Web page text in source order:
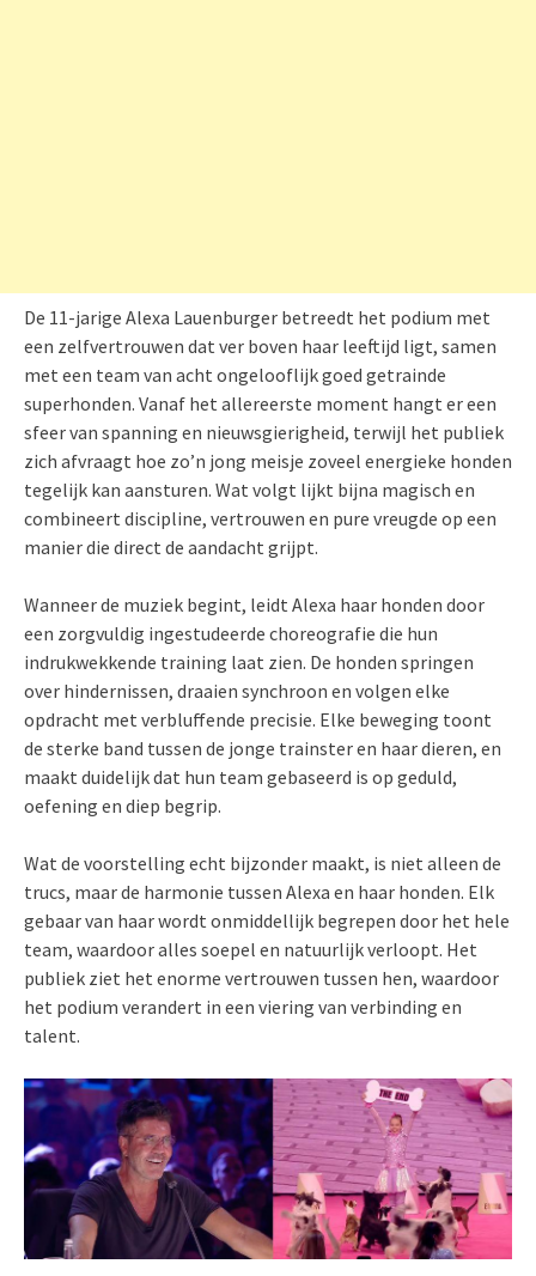
De 11-jarige Alexa Lauenburger betreedt het podium met
een zelfvertrouwen dat ver boven haar leeftijd ligt, samen
met een team van acht ongelooflijk goed getrainde
superhonden. Vanaf het allereerste moment hangt er een
sfeer van spanning en nieuwsgierigheid, terwijl het publiek
zich afvraagt hoe zo’n jong meisje zoveel energieke honden
tegelijk kan aansturen. Wat volgt lijkt bijna magisch en
combineert discipline, vertrouwen en pure vreugde op een
manier die direct de aandacht grijpt.
Wanneer de muziek begint, leidt Alexa haar honden door
een zorgvuldig ingestudeerde choreografie die hun
indrukwekkende training laat zien. De honden springen
over hindernissen, draaien synchroon en volgen elke
opdracht met verbluffende precisie. Elke beweging toont
de sterke band tussen de jonge trainster en haar dieren, en
maakt duidelijk dat hun team gebaseerd is op geduld,
oefening en diep begrip.
Wat de voorstelling echt bijzonder maakt, is niet alleen de
trucs, maar de harmonie tussen Alexa en haar honden. Elk
gebaar van haar wordt onmiddellijk begrepen door het hele
team, waardoor alles soepel en natuurlijk verloopt. Het
publiek ziet het enorme vertrouwen tussen hen, waardoor
het podium verandert in een viering van verbinding en
talent.